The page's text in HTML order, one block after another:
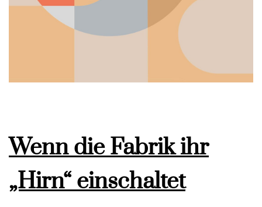
Wenn die Fabrik ihr
„Hirn“ einschaltet